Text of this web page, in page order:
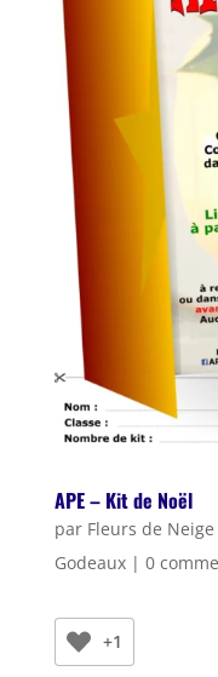
APE – Kit de Noël
par Fleurs de Neige
Godeaux| 0
+1